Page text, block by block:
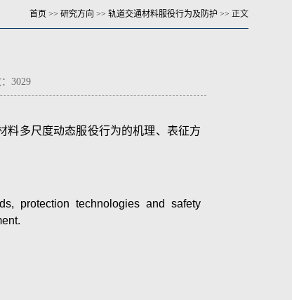
首页 >> 研究方向 >> 轨道交通材料服役行为及防护 >> 正文
3029
料多尺度动态服役行为的机理、表征方
protection technologies and safety